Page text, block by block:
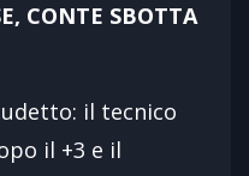
CONTE SBOTTA
il tecnico
il +3 e il